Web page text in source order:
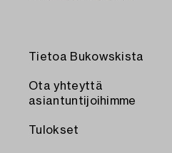
Tietoa Bukowskista
Ota yhteyttä
asiantuntijoihimme
Tulokset